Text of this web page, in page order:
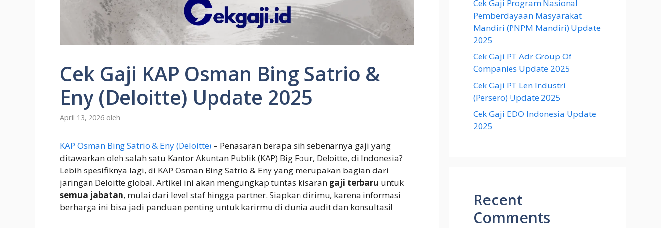
Cek Gaji KAP Osman Bing Satrio &
Eny (Deloitte) Update 2025
April 13, 2026 oleh
KAP Osman Bing Satrio & Eny (Deloitte) – Penasaran berapa sih sebenarnya gaji yang
ditawarkan oleh salah satu Kantor Akuntan Publik (KAP) Big Four, Deloitte, di Indonesia?
Lebih spesifiknya lagi, di KAP Osman Bing Satrio & Eny yang merupakan bagian dari
jaringan Deloitte global. Artikel ini akan mengungkap tuntas kisaran gaji terbaru untuk
semua jabatan, mulai dari level staf hingga partner. Siapkan dirimu, karena informasi
berharga ini bisa jadi panduan penting untuk karirmu di dunia audit dan konsultasi!
Cek Gaji Program Nasional
Pemberdayaan Masyarakat
Mandiri (PNPM Mandiri) Update
2025
Cek Gaji PT Adr Group Of
Companies Update 2025
Cek Gaji PT Len Industri
(Persero) Update 2025
Cek Gaji BDO Indonesia Update
2025
Recent
Comments